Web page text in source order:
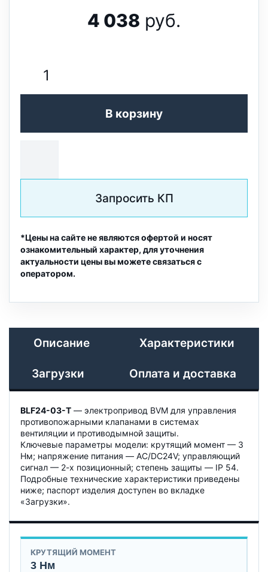
4 038 руб.
В корзину
Запросить КП
*Цены на сайте не являются офертой и носят
ознакомительный характер, для уточнения
актуальности цены вы можете связаться с
оператором.
Описание Характеристики
Загрузки Оплата и доставка
BLF24-03-T — электропривод BVM для управления
противопожарными клапанами в системах
вентиляции и противодымной защиты.
Ключевые параметры модели: крутящий момент — 3
Нм; напряжение питания — AC/DC24V; управляющий
сигнал — 2-х позиционный; степень защиты — IP 54.
Подробные технические характеристики приведены
ниже; паспорт изделия доступен во вкладке
«Загрузки».
КРУТЯЩИЙ МОМЕНТ
3 Нм